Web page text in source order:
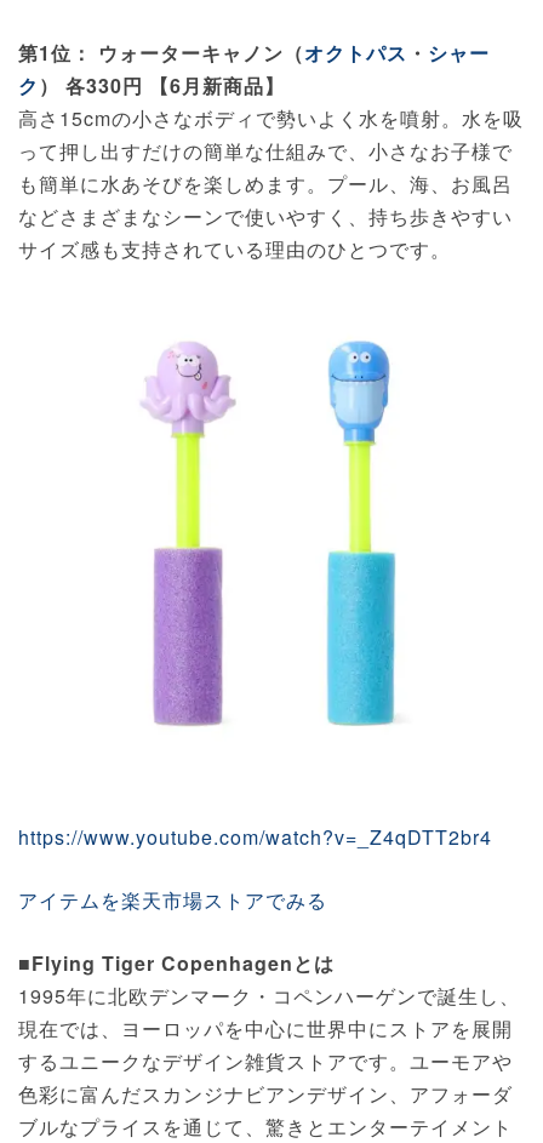
第1位： ウォーターキャノン（オクトパス ・ シャー
ク ） 各330円 【6月新商品】
高さ15cmの小さなボディで勢いよく水を噴射。水を吸
って押し出すだけの簡単な仕組みで、小さなお子様で
も簡単に水あそびを楽しめます。プール、海、お風呂
などさまざまなシーンで使いやすく、持ち歩きやすい
サイズ感も支持されている理由のひとつです。
https://www.youtube.com/watch?v=_Z4qDTT2br4
アイテムを楽天市場ストアでみる
■Flying Tiger Copenhagenとは
1995年に北欧デンマーク・コペンハーゲンで誕生し、
現在では、ヨーロッパを中心に世界中にストアを展開
するユニークなデザイン雑貨ストアです。ユーモアや
色彩に富んだスカンジナビアンデザイン、アフォーダ
ブルなプライスを通じて、驚きとエンターテイメント